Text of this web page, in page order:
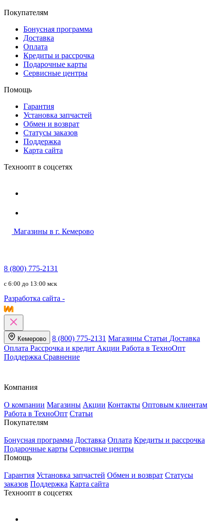
Покупателям
Бонусная программа
Доставка
Оплата
Кредиты и рассрочка
Подарочные карты
Сервисные центры
Помощь
Гарантия
Установка запчастей
Обмен и возврат
Статусы заказов
Поддержка
Карта сайта
Техноопт в соцсетях
Магазины в г. Кемерово
8 (800) 775-2131
c 6:00 до 13:00 мск
Разработка сайта -
Кемерово 8 (800) 775-2131 Магазины Статьи Доставка
Оплата Рассрочка и кредит Акции Работа в ТехноОпт
Поддержка Сравнение
Компания
О компании Магазины Акции Контакты Оптовым клиентам
Работа в ТехноОпт Статьи
Покупателям
Бонусная программа Доставка Оплата Кредиты и рассрочка
Подарочные карты Сервисные центры
Помощь
Гарантия Установка запчастей Обмен и возврат Статусы
заказов Поддержка Карта сайта
Техноопт в соцсетях